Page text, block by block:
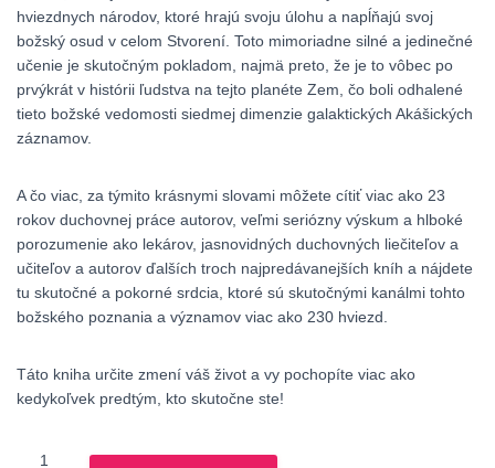
hviezdnych národov, ktoré hrajú svoju úlohu a napĺňajú svoj
božský osud v celom Stvorení. Toto mimoriadne silné a jedinečné
učenie je skutočným pokladom, najmä preto, že je to vôbec po
prvýkrát v histórii ľudstva na tejto planéte Zem, čo boli odhalené
tieto božské vedomosti siedmej dimenzie galaktických Akášických
záznamov.
A čo viac, za týmito krásnymi slovami môžete cítiť viac ako 23
rokov duchovnej práce autorov, veľmi seriózny výskum a hlboké
porozumenie ako lekárov, jasnovidných duchovných liečiteľov a
učiteľov a autorov ďalších troch najpredávanejších kníh a nájdete
tu skutočné a pokorné srdcia, ktoré sú skutočnými kanálmi tohto
božského poznania a významov viac ako 230 hviezd.
Táto kniha určite zmení váš život a vy pochopíte viac ako
kedykoľvek predtým, kto skutočne ste!
Hviezdne